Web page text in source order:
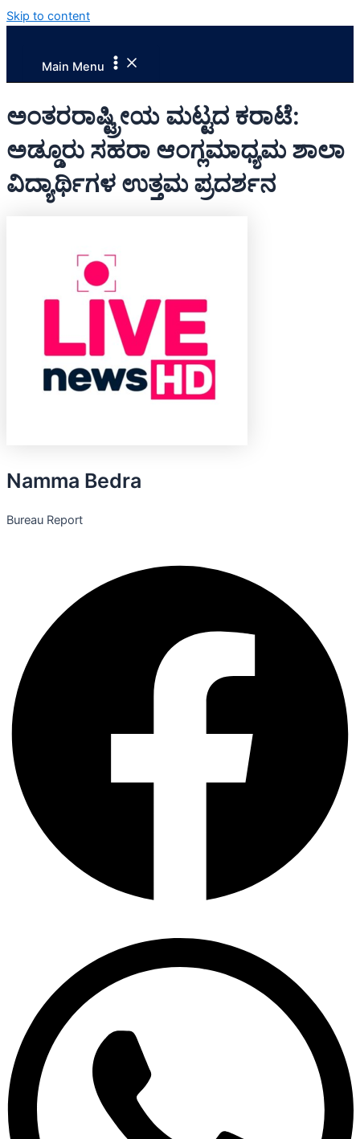
Skip to content
Main Menu
ಅಂತರರಾಷ್ಟ್ರೀಯ ಮಟ್ಟದ ಕರಾಟೆ:
ಅಡ್ಡೂರು ಸಹರಾ ಆಂಗ್ಲಮಾಧ್ಯಮ‌ ಶಾಲಾ
ವಿದ್ಯಾರ್ಥಿಗಳ ಉತ್ತಮ ಪ್ರದರ್ಶನ
Namma Bedra
Bureau Report